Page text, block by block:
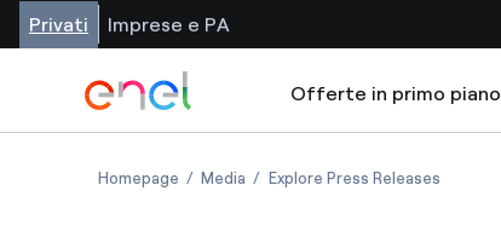
Privati Imprese e PA
Offerte in primo piano
Homepage Media Explore Press Releases